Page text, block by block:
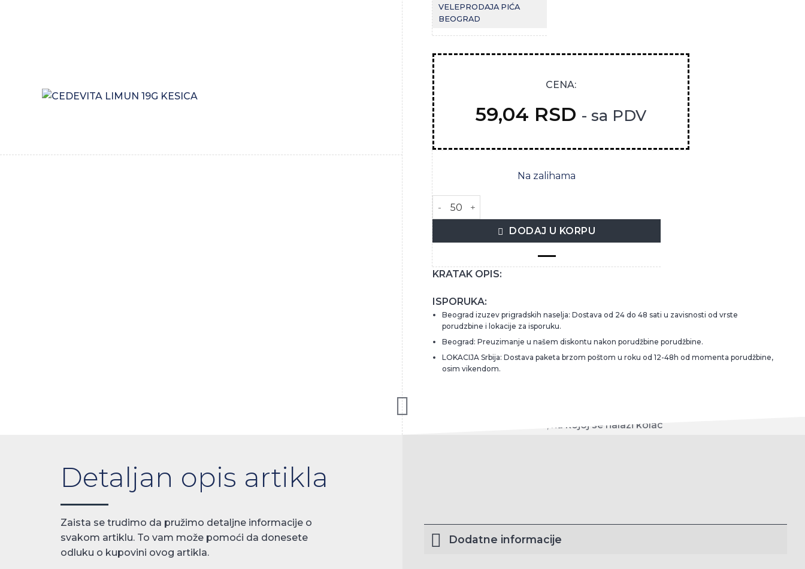
VELEPRODAJA PIĆA
BEOGRAD
CENA:
59,04 RSD - sa PDV
Na zalihama
CEDEVITA LIMUN 19G KESICA količina
DODAJ U KORPU
KRATAK OPIS:
ISPORUKA:
Beograd izuzev prigradskih naselja: Dostava od 24 do 48 sati u zavisnosti od vrste
porudzbine i lokacije za isporuku.
Beograd: Preuzimanje u našem diskontu nakon porudžbine porudžbine.
LOKACIJA Srbija: Dostava paketa brzom poštom u roku od 12-48h od momenta porudžbine,
osim vikendom.
Detaljan opis artikla
Zaista se trudimo da pružimo detaljne informacije o
svakom artiklu. To vam može pomoći da donesete
odluku o kupovini ovog artikla.
Dodatne informacije